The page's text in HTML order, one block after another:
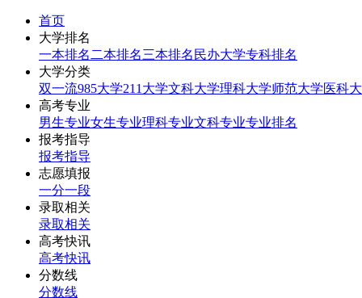
首页
大学排名
一本排名 二本排名三本排名 民办大学专科排名
大学分类
双一流985大学211大学文科大学理科大学师范大学医科
高考专业
男生专业女生专业理科专业文科专业专业排名
报考指导
报考指导
志愿填报
一分一段
录取相关
录取相关
高考快讯
高考快讯
分数线
分数线